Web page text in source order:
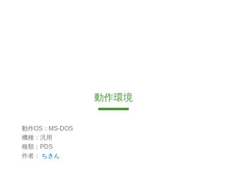
動作環境
動作OS：MS-DOS
機種：汎用
種類：PDS
作者：
ちきん